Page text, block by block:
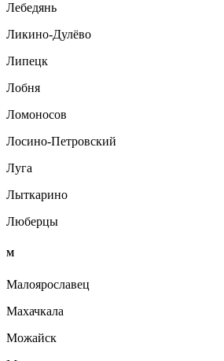
Лебедянь
Ликино-Дулёво
Липецк
Лобня
Ломоносов
Лосино-Петровский
Луга
Лыткарино
Люберцы
М
Малоярославец
Махачкала
Можайск